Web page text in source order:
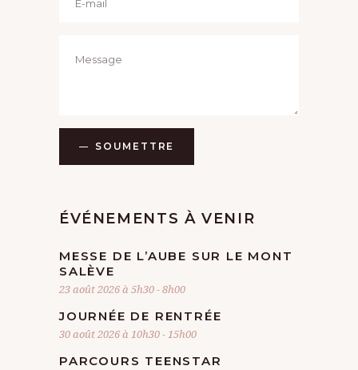
SOUMETTRE
ÉVÉNEMENTS À VENIR
MESSE DE L’AUBE SUR LE MONT
SALÈVE
23 août 2026 à 5h30-8h00
JOURNÉE DE RENTRÉE
30 août 2026 à 10h30-15h00
PARCOURS TEENSTAR